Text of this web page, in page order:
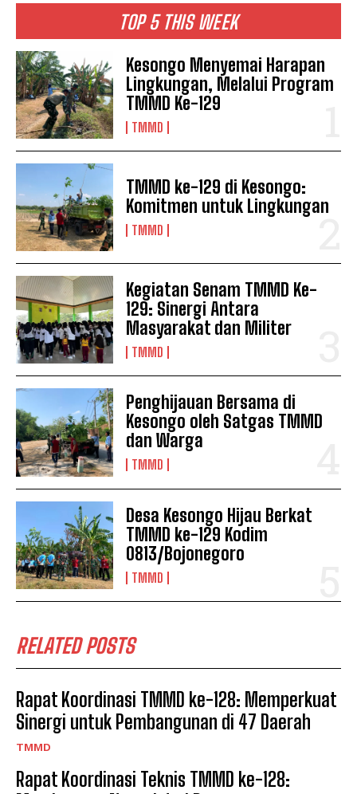
TOP 5 THIS WEEK
Kesongo Menyemai Harapan
Lingkungan, Melalui Program
TMMD Ke-129
TMMD
TMMD ke-129 di Kesongo:
Komitmen untuk Lingkungan
TMMD
Kegiatan Senam TMMD Ke-
129: Sinergi Antara
Masyarakat dan Militer
TMMD
Penghijauan Bersama di
Kesongo oleh Satgas TMMD
dan Warga
TMMD
Desa Kesongo Hijau Berkat
TMMD ke-129 Kodim
0813/Bojonegoro
TMMD
RELATED POSTS
Rapat Koordinasi TMMD ke-128: Memperkuat
Sinergi untuk Pembangunan di 47 Daerah
TMMD
Rapat Koordinasi Teknis TMMD ke-128: